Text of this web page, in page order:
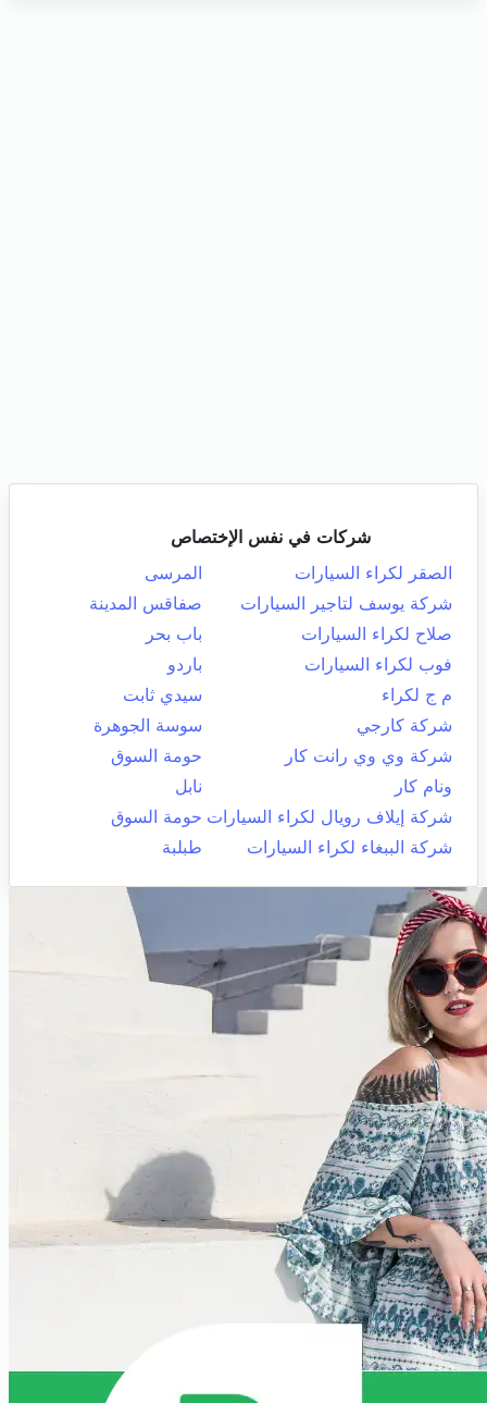
شركات في نفس الإختصاص
الصقر لكراء السيارات
المرسى
شركة يوسف لتاجير السيارات
صفاقس المدينة
صلاح لكراء السيارات
باب بحر
فوب لكراء السيارات
باردو
م ج لكراء
سيدي ثابت
شركة كارجي
سوسة الجوهرة
شركة وي وي رانت كار
حومة السوق
ونام كار
نابل
شركة إيلاف رويال لكراء السيارات حومة السوق
شركة الببغاء لكراء السيارات
طبلبة